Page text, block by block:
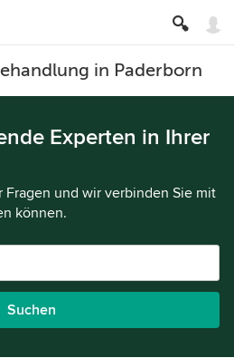
in Paderborn
Experten in Ihrer
Fragen und wir verbinden Sie mit
können.
Suchen